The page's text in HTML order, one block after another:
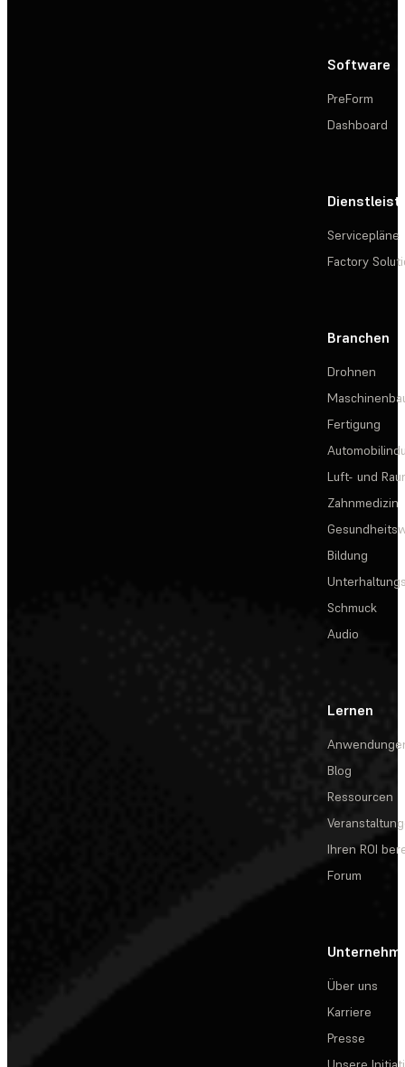
Software
PreForm
Dashboard
Servicepläne
Factory
Branchen
Drohnen
Fertigung
Luft- und
Zahnmedizin
Bildung
Schmuck
Audio
Lernen
Blog
Ressourcen
Ihren ROI
Forum
Über uns
Karriere
Presse